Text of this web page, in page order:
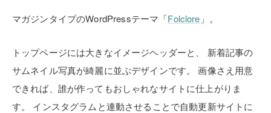
マガジンタイプのWordPressテーマ「Folclore 」。
トップページには大きなイメージヘッダーと、
新着記事の
サムネイル写真が綺麗に並ぶデザインです。
画像さえ用意
できれば、誰が作ってもおしゃれなサイトに仕上がりま
す。
インスタグラムと連動させることで自動更新サイトに